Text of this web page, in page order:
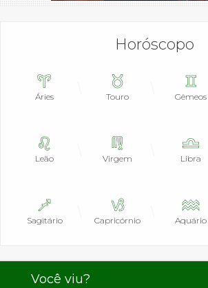
Horóscopo
Áries Touro Gêmeos
Leão Virgem Libra
Sagitário Capricórnio Aquário
Você viu?